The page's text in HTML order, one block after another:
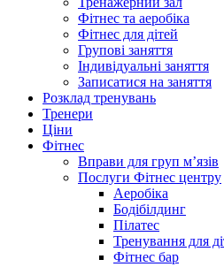
Фітнес та аеробіка
Фітнес для дітей
Групові заняття
Індивідуальні заняття
Записатися на заняття
Розклад тренувань
Тренери
Ціни
Фітнес
Вправи для груп м’язів
Послуги Фітнес центру
Аеробіка
Бодібілдинг
Пілатес
Тренування для
Фітнес бар